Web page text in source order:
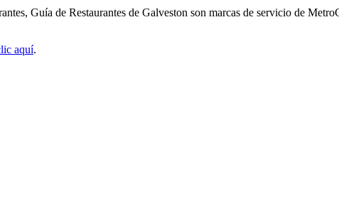
Guía de Restaurantes de Galveston son marcas de servicio de
aquí.